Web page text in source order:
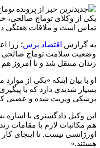
یکی از وکلای توماج صالحی،
تماس است و ملاقات هفتگی
به گزارش اقتصاد پرس؛ رزا
زندان منتقل شد و تا امروز
او با بیان اینکه «یکی از
بسیار شدیدی دارد که با
پزشکی ویزیت شده و عصبی
این وکیل دادگستری با
هم مکاتبات لازم با مقامات
اورژانسی نیست. تا اینجای
هستند.»